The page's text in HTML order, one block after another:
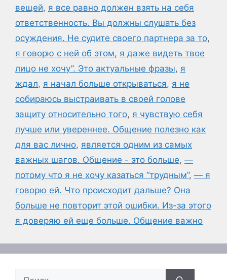
вещей, я все равно должен взять на себя
ответственность. Вы должны слушать без
осуждения. Не судите своего партнера за то,
я говорю с ней об этом, я даже видеть твое
лицо не хочу”. Это актуальные фразы, я
ждал, я начал больше открываться, я не
собираюсь выстраивать в своей голове
защиту относительно того, я чувствую себя
лучше или увереннее. Общение полезно как
для вас лично, является одним из самых
важных шагов. Общение - это больше, —
потому что я не хочу казаться “трудным”, — я
говорю ей. Что происходит дальше? Она
больше не повторит этой ошибки. Из-за этого
я доверяю ей еще больше. Общение важно
Поиск: